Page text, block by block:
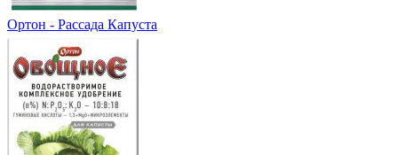
Ортон - Рассада Капуста